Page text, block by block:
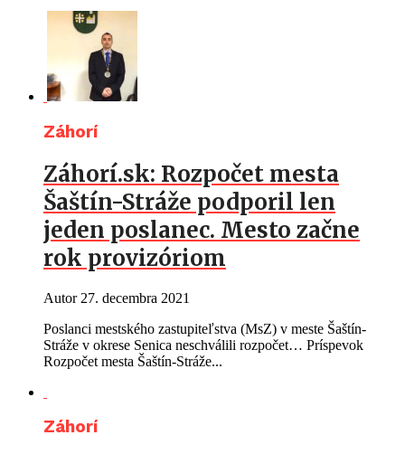
Záhorí
Záhorí.sk: Rozpočet mesta
Šaštín-Stráže podporil len
jeden poslanec. Mesto začne
rok provizóriom
Autor 27. decembra 2021
Poslanci mestského zastupiteľstva (MsZ) v meste Šaštín-
Stráže v okrese Senica neschválili rozpočet… Príspevok
Rozpočet mesta Šaštín-Stráže...
Záhorí